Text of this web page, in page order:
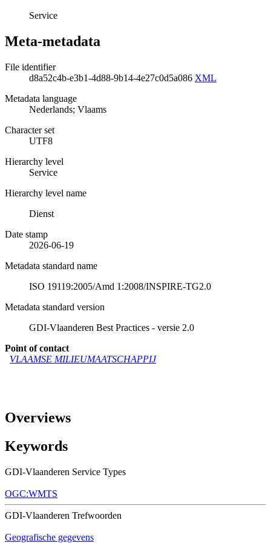
Service
Meta-metadata
File identifier
d8a52c4b-e3b1-4d88-9b14-4e27c0d5a086 XML
Metadata language
Nederlands; Vlaams
Character set
UTF8
Hierarchy level
Service
Hierarchy level name
Dienst
Date stamp
2026-06-19
Metadata standard name
ISO 19119:2005/Amd 1:2008/INSPIRE-TG2.0
Metadata standard version
GDI-Vlaanderen Best Practices - versie 2.0
Point of contact
VLAAMSE MILIEUMAATSCHAPPIJ
Overviews
Keywords
GDI-Vlaanderen Service Types
OGC:WMTS
GDI-Vlaanderen Trefwoorden
Geografische gegevens